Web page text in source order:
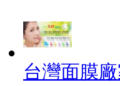
台灣面膜